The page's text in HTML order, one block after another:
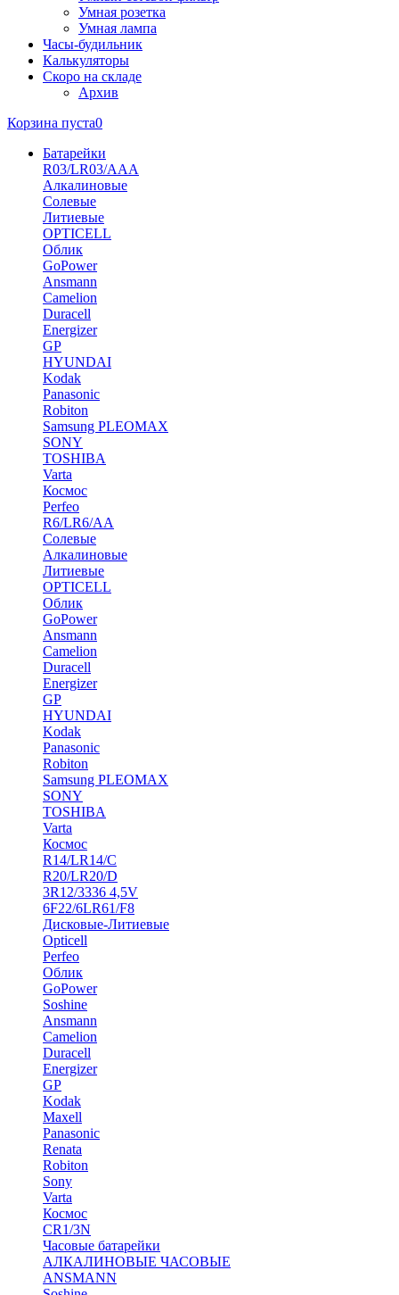
Умная розетка
Умная лампа
Часы-будильник
Калькуляторы
Скоро на складе
Архив
Корзина пуста0
Батарейки
R03/LR03/AAA
Алкалиновые
Солевые
Литиевые
OPTICELL
Облик
GoPower
Ansmann
Camelion
Duracell
Energizer
GP
HYUNDAI
Kodak
Panasonic
Robiton
Samsung PLEOMAX
SONY
TOSHIBA
Varta
Космос
Perfeo
R6/LR6/AA
Солевые
Алкалиновые
Литиевые
OPTICELL
Облик
GoPower
Ansmann
Camelion
Duracell
Energizer
GP
HYUNDAI
Kodak
Panasonic
Robiton
Samsung PLEOMAX
SONY
TOSHIBA
Varta
Космос
R14/LR14/C
R20/LR20/D
3R12/3336 4,5V
6F22/6LR61/F8
Дисковые-Литиевые
Opticell
Perfeo
Облик
GoPower
Soshine
Ansmann
Camelion
Duracell
Energizer
GP
Kodak
Maxell
Panasonic
Renata
Robiton
Sony
Varta
Космос
CR1/3N
Часовые батарейки
АЛКАЛИНОВЫЕ ЧАСОВЫЕ
ANSMANN